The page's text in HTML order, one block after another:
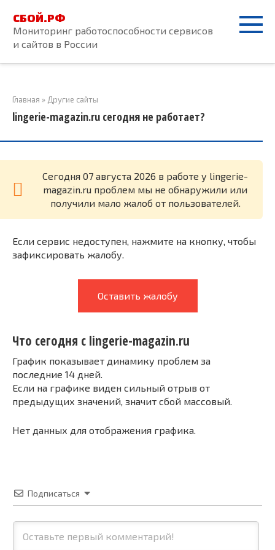
контенту
СБОЙ.РФ
Мониторинг работоспособности сервисов
и сайтов в России
Главная » Другие сайты
lingerie-magazin.ru сегодня не работает?
Cегодня 07 августа 2026 в работе у lingerie-
magazin.ru проблем мы не обнаружили или
получили мало жалоб от пользователей.
Если сервис недоступен, нажмите на кнопку, чтобы
зафиксировать жалобу.
Оставить жалобу
Что сегодня с lingerie-magazin.ru
График показывает динамику проблем за
последние 14 дней.
Если на графике виден сильный отрыв от
предыдущих значений, значит сбой массовый.
Нет данных для отображения графика.
Подписаться